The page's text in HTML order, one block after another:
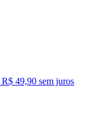
R$ 49,90 sem juros